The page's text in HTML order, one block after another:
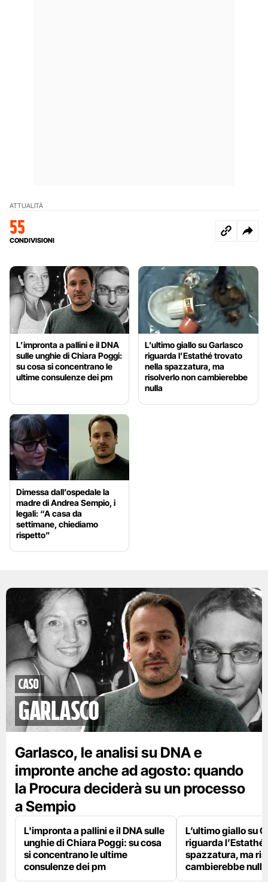
ATTUALITÀ
55
CONDIVISIONI
L’impronta a pallini e il DNA
sulle unghie di Chiara Poggi:
su cosa si concentrano le
ultime consulenze dei pm
L’ultimo giallo su Garlasco
riguarda l’Estathé trovato
nella spazzatura, ma
risolverlo non cambierebbe
nulla
Dimessa dall’ospedale la
madre di Andrea Sempio, i
legali: “A casa da
settimane, chiediamo
rispetto”
caso
garlasco
Garlasco, le analisi su DNA e
impronte anche ad agosto: quando
la Procura deciderà su un processo
a Sempio
L'impronta a pallini e il DNA sulle
unghie di Chiara Poggi: su cosa
si concentrano le ultime
consulenze dei pm
L’ultimo giallo su
riguarda
spazzatura, ma
cambierebbe nulla